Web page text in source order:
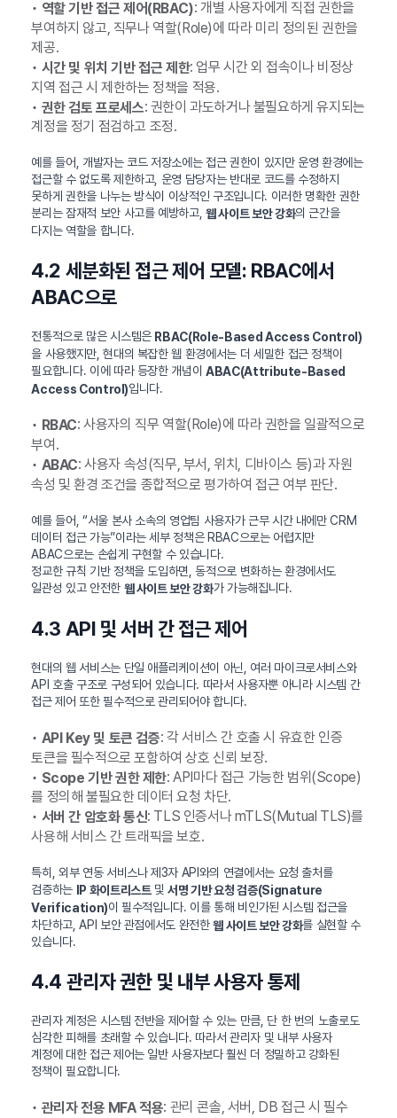
• 역할 기반 접근 제어(RBAC): 개별 사용자에게 직접 권한을
부여하지 않고, 직무나 역할(Role)에 따라 미리 정의된 권한을
제공.
• 시간 및 위치 기반 접근 제한: 업무 시간 외 접속이나 비정상
지역 접근 시 제한하는 정책을 적용.
• 권한 검토 프로세스: 권한이 과도하거나 불필요하게 유지되는
계정을 정기 점검하고 조정.
예를 들어, 개발자는 코드 저장소에는 접근 권한이 있지만 운영 환경에는
접근할 수 없도록 제한하고, 운영 담당자는 반대로 코드를 수정하지
못하게 권한을 나누는 방식이 이상적인 구조입니다. 이러한 명확한 권한
분리는 잠재적 보안 사고를 예방하고,웹 사이트 보안 강화의 근간을
다지는 역할을 합니다.
4.2 세분화된 접근 제어 모델: RBAC에서
ABAC으로
전통적으로 많은 시스템은 RBAC(Role-Based Access Control)
을 사용했지만, 현대의 복잡한 웹 환경에서는 더 세밀한 접근 정책이
필요합니다. 이에 따라 등장한 개념이 ABAC(Attribute-Based
Access Control)입니다.
• RBAC: 사용자의 직무 역할(Role)에 따라 권한을 일괄적으로
부여.
• ABAC: 사용자 속성(직무, 부서, 위치, 디바이스 등)과 자원
속성 및 환경 조건을 종합적으로 평가하여 접근 여부 판단.
예를 들어, “서울 본사 소속의 영업팀 사용자가 근무 시간 내에만 CRM
데이터 접근 가능”이라는 세부 정책은 RBAC으로는 어렵지만
ABAC으로는 손쉽게 구현할 수 있습니다.
정교한 규칙 기반 정책을 도입하면, 동적으로 변화하는 환경에서도
일관성 있고 안전한 웹 사이트 보안 강화가 가능해집니다.
4.3 API 및 서버 간 접근 제어
현대의 웹 서비스는 단일 애플리케이션이 아닌, 여러 마이크로서비스와
API 호출 구조로 구성되어 있습니다. 따라서 사용자뿐 아니라 시스템 간
접근 제어 또한 필수적으로 관리되어야 합니다.
• API Key 및 토큰 검증: 각 서비스 간 호출 시 유효한 인증
토큰을 필수적으로 포함하여 상호 신뢰 보장.
• Scope 기반 권한 제한: API마다 접근 가능한 범위(Scope)
를 정의해 불필요한 데이터 요청 차단.
• 서버 간 암호화 통신: TLS 인증서나 mTLS(Mutual TLS)를
사용해 서비스 간 트래픽을 보호.
특히, 외부 연동 서비스나 제3자 API와의 연결에서는 요청 출처를
검증하는
IP 화이트리스트 및서명 기반 요청 검증(Signature
Verification)이 필수적입니다. 이를 통해 비인가된 시스템 접근을
차단하고, API 보안 관점에서도 완전한웹 사이트 보안 강화를 실현할 수
있습니다.
4.4 관리자 권한 및 내부 사용자 통제
관리자 계정은 시스템 전반을 제어할 수 있는 만큼, 단 한 번의 노출로도
심각한 피해를 초래할 수 있습니다. 따라서 관리자 및 내부 사용자
계정에 대한 접근 제어는 일반 사용자보다 훨씬 더 정밀하고 강화된
정책이 필요합니다.
• 관리자 전용 MFA 적용: 관리 콘솔, 서버, DB 접근 시 필수